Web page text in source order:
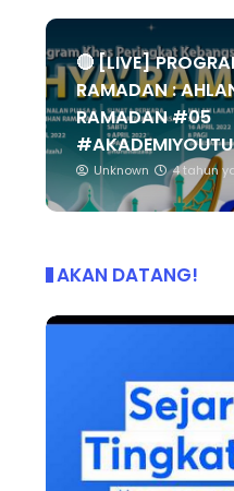
🔴 [LIVE]
RAMADAN :
RAMADAN #05
Unknown 4 tahun
AKAN DATANG!